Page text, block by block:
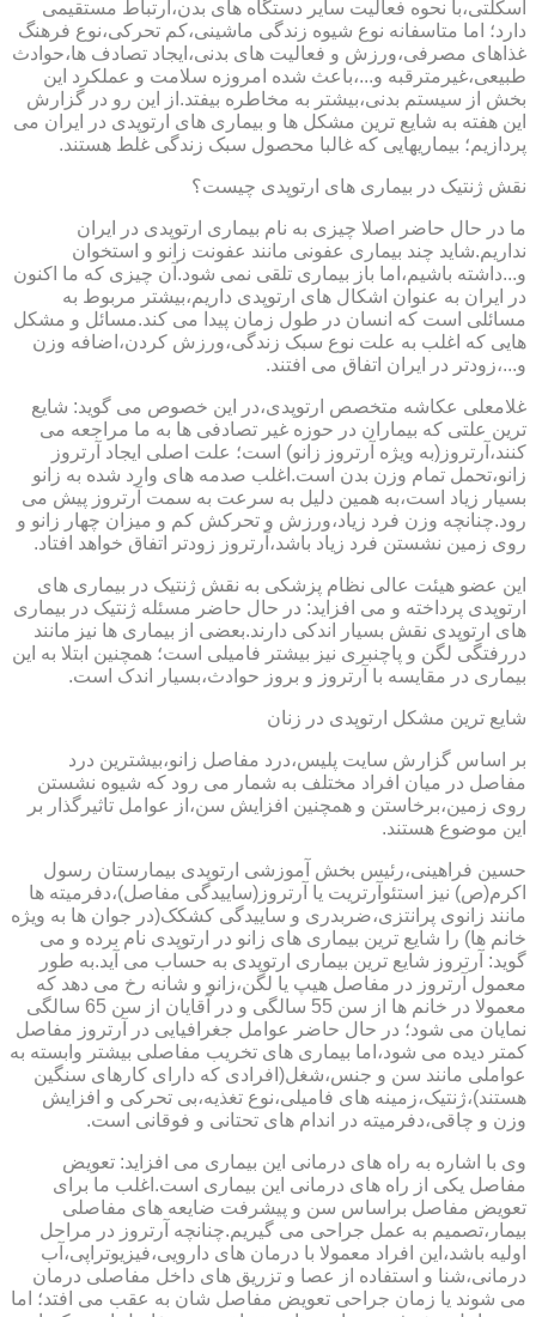
اسکلتی،با نحوه فعالیت سایر دستگاه های بدن،ارتباط مستقیمی
دارد؛ اما متاسفانه نوع شیوه زندگی ماشینی،کم تحرکی،نوع فرهنگ
غذاهای مصرفی،ورزش و فعالیت های بدنی،ایجاد تصادف ها،حوادث
طبیعی،غیرمترقبه و...،باعث شده امروزه سلامت و عملکرد این
بخش از سیستم بدنی،بیشتر به مخاطره بیفتد.از این رو در گزارش
این هفته به شایع ترین مشکل ها و بیماری های ارتوپدی در ایران می
پردازیم؛ بیماریهایی که غالبا محصول سبک زندگی غلط هستند.
نقش ژنتیک در بیماری های ارتوپدی چیست؟
ما در حال حاضر اصلا چیزی به نام بیماری ارتوپدی در ایران
نداریم.شاید چند بیماری عفونی مانند عفونت زانو و استخوان
و...داشته باشیم،اما باز بیماری تلقی نمی شود.آن چیزی که ما اکنون
در ایران به عنوان اشکال های ارتوپدی داریم،بیشتر مربوط به
مسائلی است که انسان در طول زمان پیدا می کند.مسائل و مشکل
هایی که اغلب به علت نوع سبک زندگی،ورزش کردن،اضافه وزن
و...،زودتر در ایران اتفاق می افتند.
غلامعلی عکاشه متخصص ارتوپدی،در این خصوص می گوید: شایع
ترین علتی که بیماران در حوزه غیر تصادفی ها به ما مراجعه می
کنند،آرتروز(به ویژه آرتروز زانو) است؛ علت اصلی ایجاد آرتروز
زانو،تحمل تمام وزن بدن است.اغلب صدمه های وارد شده به زانو
بسیار زیاد است،به همین دلیل به سرعت به سمت آرتروز پیش می
رود.چنانچه وزن فرد زیاد،ورزش و تحرکش کم و میزان چهار زانو و
روی زمین نشستن فرد زیاد باشد،آرتروز زودتر اتفاق خواهد افتاد.
این عضو هیئت عالی نظام پزشکی به نقش ژنتیک در بیماری های
ارتوپدی پرداخته و می افزاید: در حال حاضر مسئله ژنتیک در بیماری
های ارتوپدی نقش بسیار اندکی دارند.بعضی از بیماری ها نیز مانند
دررفتگی لگن و پاچنبری نیز بیشتر فامیلی است؛ همچنین ابتلا به این
بیماری در مقایسه با آرتروز و بروز حوادث،بسیار اندک است.
شایع ترین مشکل ارتوپدی در زنان
بر اساس گزارش سایت پلیس،درد مفاصل زانو،بیشترین درد
مفاصل در میان افراد مختلف به شمار می رود که شیوه نشستن
روی زمین،برخاستن و همچنین افزایش سن،از عوامل تاثیرگذار بر
این موضوع هستند.
حسین فراهینی،رئیس بخش آموزشی ارتوپدی بیمارستان رسول
اکرم(ص) نیز استئوآرتریت یا آرتروز(ساییدگی مفاصل)،دفرمیته ها
مانند زانوی پرانتزی،ضربدری و ساییدگی کشکک(در جوان ها به ویژه
خانم ها) را شایع ترین بیماری های زانو در ارتوپدی نام برده و می
گوید: آرتروز شایع ترین بیماری ارتوپدی به حساب می آید.به طور
معمول آرتروز در مفاصل هیپ یا لگن،زانو و شانه رخ می دهد که
معمولا در خانم ها از سن 55 سالگی و در آقایان از سن 65 سالگی
نمایان می شود؛ در حال حاضر عوامل جغرافیایی در آرتروز مفاصل
کمتر دیده می شود،اما بیماری های تخریب مفاصلی بیشتر وابسته به
عواملی مانند سن و جنس،شغل(افرادی که دارای کارهای سنگین
هستند)،ژنتیک،زمینه های فامیلی،نوع تغذیه،بی تحرکی و افزایش
وزن و چاقی،دفرمیته در اندام های تحتانی و فوقانی است.
وی با اشاره به راه های درمانی این بیماری می افزاید: تعویض
مفاصل یکی از راه های درمانی این بیماری است.اغلب ما برای
تعویض مفاصل براساس سن و پیشرفت ضایعه های مفاصلی
بیمار،تصمیم به عمل جراحی می گیریم.چنانچه آرتروز در مراحل
اولیه باشد،این افراد معمولا با درمان های دارویی،فیزیوتراپی،آب
درمانی،شنا و استفاده از عصا و تزریق های داخل مفاصلی درمان
می شوند یا زمان جراحی تعویض مفاصل شان به عقب می افتد؛ اما